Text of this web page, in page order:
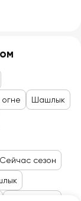
Шашлык
Сейчас сезон